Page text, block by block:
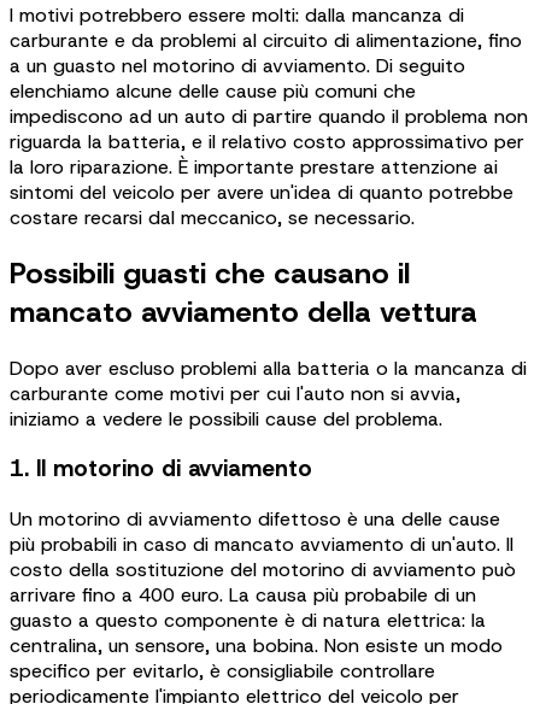
I motivi potrebbero essere molti: dalla mancanza di
carburante e da problemi al circuito di alimentazione, fino
a un guasto nel motorino di avviamento. Di seguito
elenchiamo alcune delle cause più comuni che
impediscono ad un auto di partire quando il problema non
riguarda la batteria, e il relativo costo approssimativo per
la loro riparazione. È importante prestare attenzione ai
sintomi del veicolo per avere un'idea di quanto potrebbe
costare recarsi dal meccanico, se necessario.
Possibili guasti che causano il
mancato avviamento della vettura
Dopo aver escluso problemi alla batteria o la mancanza di
carburante come motivi per cui l'auto non si avvia,
iniziamo a vedere le possibili cause del problema.
1. Il motorino di avviamento
Un motorino di avviamento difettoso è una delle cause
più probabili in caso di mancato avviamento di un'auto. Il
costo della sostituzione del motorino di avviamento può
arrivare fino a 400 euro. La causa più probabile di un
guasto a questo componente è di natura elettrica: la
centralina, un sensore, una bobina. Non esiste un modo
specifico per evitarlo, è consigliabile controllare
periodicamente l'impianto elettrico del veicolo per